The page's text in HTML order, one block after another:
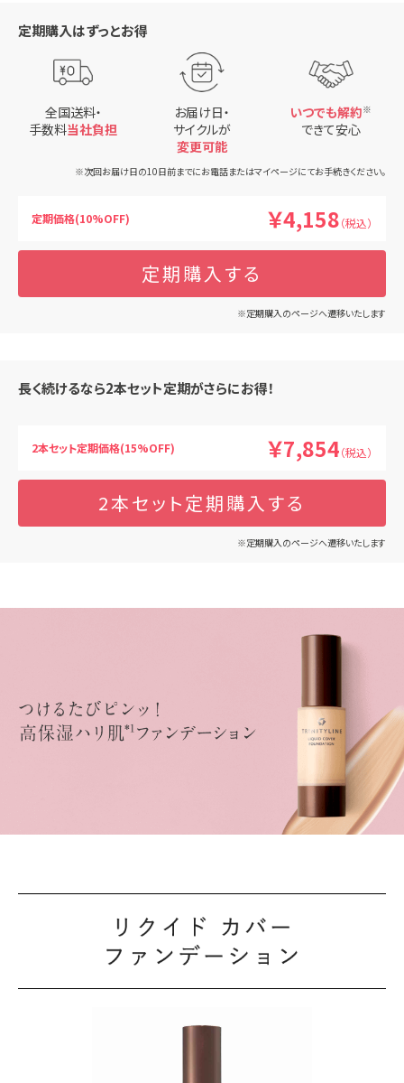
定期購入はずっとお得
全国送料・
手数料当社負担
お届け日・
サイクルが
変更可能
いつでも解約※
できて安心
※次回お届け日の10日前までにお電話またはマイページにてお手続きください。
定期価格(10%OFF) ￥4,158（税込）
定期購入する
※定期購入のページへ遷移いたします
長く続けるなら2本セット定期がさらにお得！
2本セット定期価格(15%OFF) ￥7,854（税込）
2本セット定期購入する
※定期購入のページへ遷移いたします